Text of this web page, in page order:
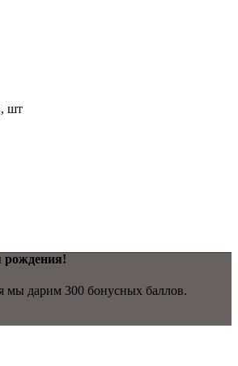
шт
рождения!
мы дарим 300 бонусных баллов.